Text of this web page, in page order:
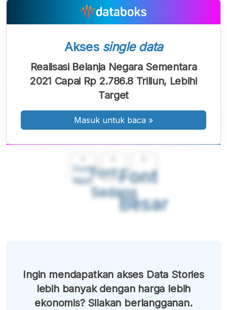
Font
Kecil
Font
Sedang
Font
Besar
Akses single data
Realisasi Belanja Negara Sementara
2021 Capai Rp 2.786.8 Triliun, Lebihi
Target
Masuk untuk baca »
Ingin mendapatkan akses Data Stories
lebih banyak dengan harga lebih
ekonomis? Silakan berlangganan.